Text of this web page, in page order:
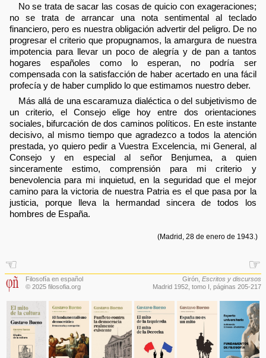
No se trata de sacar las cosas de quicio con exageraciones;
no se trata de arrancar una nota sentimental al teclado
financiero, pero es nuestra obligación advertir del peligro. De no
progresar el criterio que propugnamos, la amargura de nuestra
impotencia para llevar un poco de alegría y de pan a tantos
hogares españoles como lo esperan, no podría ser
compensada con la satisfacción de haber acertado en una fácil
profecía y de haber cumplido lo que estimamos nuestro deber.
Más allá de una escaramuza dialéctica o del subjetivismo de
un criterio, el Consejo elige hoy entre dos orientaciones
sociales, bifurcación de dos caminos políticos. En este instante
decisivo, al mismo tiempo que agradezco a todos la atención
prestada, yo quiero pedir a Vuestra Excelencia, mi General, al
Consejo y en especial al señor Benjumea, a quien
sinceramente estimo, comprensión para mi criterio y
benevolencia para mi inquietud, en la seguridad que el mejor
camino para la victoria de nuestra Patria es el que pasa por la
justicia, porque lleva la hermandad sincera de todos los
hombres de España.
(Madrid, 28 de enero de 1943.)
☜ ☞
Filosofía en español
© 2025 filosofia.org
Girón, Escritos y discursos
Madrid 1952, tomo I, páginas 205-217